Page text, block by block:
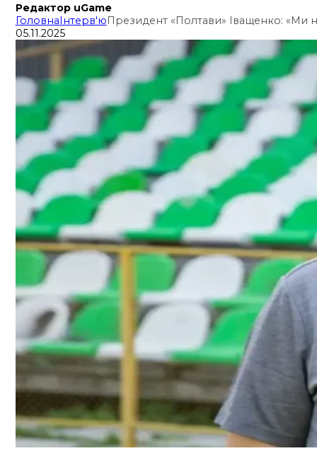
Редактор uGame
ГоловнаІнтерв'юПрезидент «Полтави» Іващенко: «Ми
05.11.2025